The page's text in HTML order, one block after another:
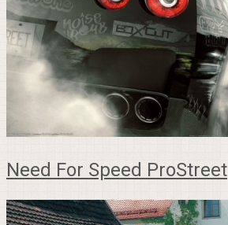
Need For Speed ProStreet